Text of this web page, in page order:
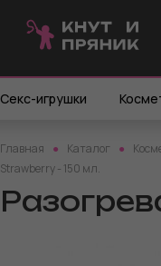
Секс-игрушки
Главная Каталог
Strawberry - 150 мл.